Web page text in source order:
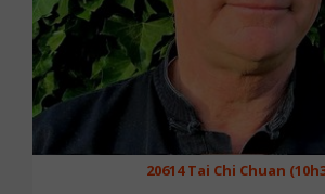
20614 Tai Chi Chuan